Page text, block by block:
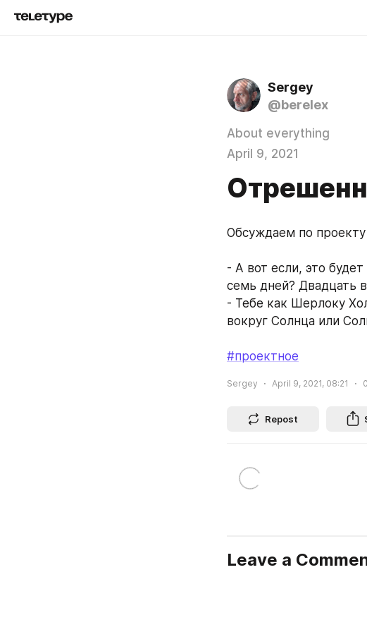
Sergey
@berelex
About everything
April 9, 2021
Обсуждаем по
- А вот если, это
семь дней? Двадцать
- Тебе как Шерлоку
вокруг Солнца или
#проектное
Sergey April 9, 2021, 08:21 0
Repost
Leave a